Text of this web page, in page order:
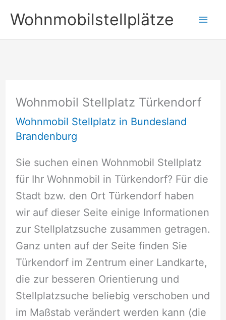
Inhalt
springen
Wohnmobilstellplätze
Wohnmobil Stellplatz Türkendorf
Wohnmobil Stellplatz in Bundesland
Brandenburg
Sie suchen einen Wohnmobil Stellplatz
für Ihr Wohnmobil in Türkendorf? Für die
Stadt bzw. den Ort Türkendorf haben
wir auf dieser Seite einige Informationen
zur Stellplatzsuche zusammen getragen.
Ganz unten auf der Seite finden Sie
Türkendorf im Zentrum einer Landkarte,
die zur besseren Orientierung und
Stellplatzsuche beliebig verschoben und
im Maßstab verändert werden kann (die